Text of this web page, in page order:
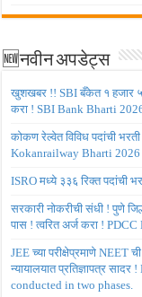
🆕नवीन अपडेट्स
खुशखबर !! SBI बँकेत १ हजार
करा ! SBI Bank Bharti
कोकण रेल्वेत विविध पदांची
Kokanrailway Bharti 2026
ISRO मध्ये ३३६ रिक्त पदांची
सरकारी नोकरीची संधी ! पुणे
पास ! त्वरित अर्ज करा !
JEE च्या परीक्षेप्रमाणे NEET
न्यायालयात प्रतिज्ञापत्र
conducted in two phases.